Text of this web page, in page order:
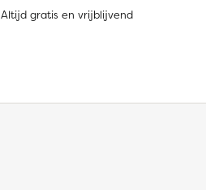
Altijd gratis en vrijblijvend